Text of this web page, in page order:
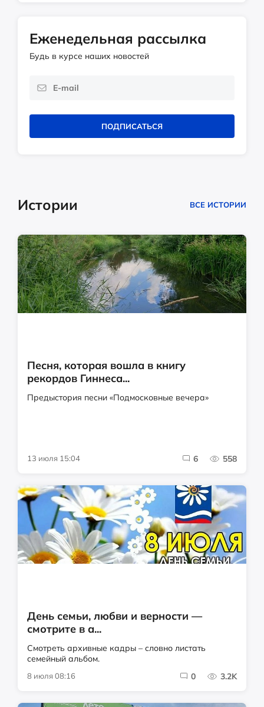
Еженедельная рассылка
Будь в курсе наших новостей
ПОДПИСАТЬСЯ
Истории ВСЕ ИСТОРИИ
Песня, которая вошла в книгу
рекордов Гиннеса...
Предыстория песни «Подмосковные вечера»
13 июля 15:04 6 558
День семьи, любви и верности —
смотрите в а...
Смотреть архивные кадры – словно листать
семейный альбом.
8 июля 08:16 0 3.2K